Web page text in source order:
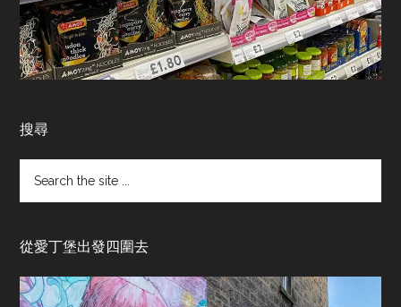
搜尋
the
從愛丁堡出發四圍去